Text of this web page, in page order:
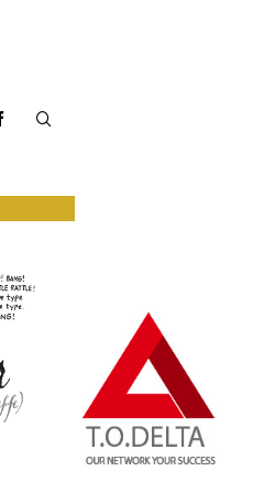
L’uscita di scena di